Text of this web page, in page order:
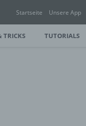
Startseite Unsere App
TRICKS TUTORIALS